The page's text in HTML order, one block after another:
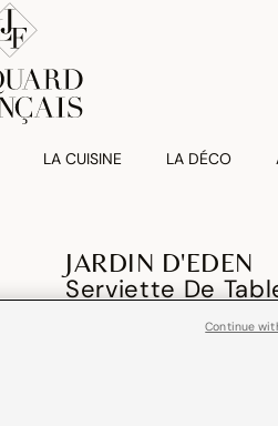
LA CUISINE LA DÉCO
JARDIN D'EDEN
Serviette De
Continue